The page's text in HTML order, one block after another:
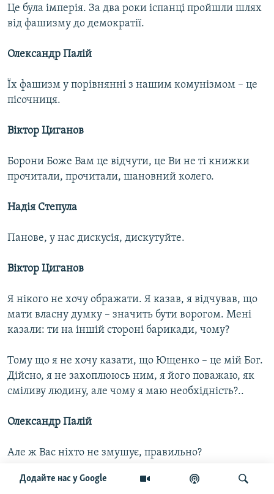
Додайте нас у Google
Це була імперія. За два роки іспанці пройшли шлях
від фашизму до демократії.
Олександр Палій
Їх фашизм у порівнянні з нашим комунізмом – це
пісочниця.
Віктор Циганов
Борони Боже Вам це відчути, це Ви не ті книжки
прочитали, прочитали, шановний колего.
Надія Степула
Панове, у нас дискусія, дискутуйте.
Віктор Циганов
Я нікого не хочу ображати. Я казав, я відчував, що
мати власну думку – значить бути ворогом. Мені
казали: ти на іншій стороні барикади, чому?
Тому що я не хочу казати, що Ющенко – це мій Бог.
Дійсно, я не захоплююсь ним, я його поважаю, як
сміливу людину, але чому я маю необхідність?..
Олександр Палій
Але ж Вас ніхто не змушує, правильно?
Віктор Циганов